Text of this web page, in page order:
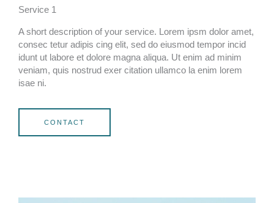
Service 1
A short description of your service. Lorem ipsm dolor amet,
consec tetur adipis cing elit, sed do eiusmod tempor incid
idunt ut labore et dolore magna aliqua. Ut enim ad minim
veniam, quis nostrud exer citation ullamco la enim lorem
isae ni.
CONTACT